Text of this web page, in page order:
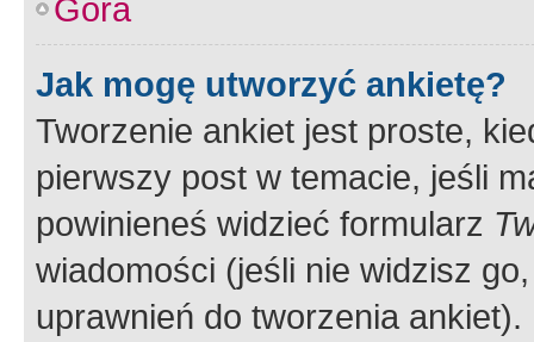
Góra
Jak mogę utworzyć ankietę?
Tworzenie ankiet jest proste,
pierwszy post w temacie, jeśli
powinieneś widzieć formularz
wiadomości (jeśli nie widzisz
uprawnień do tworzenia